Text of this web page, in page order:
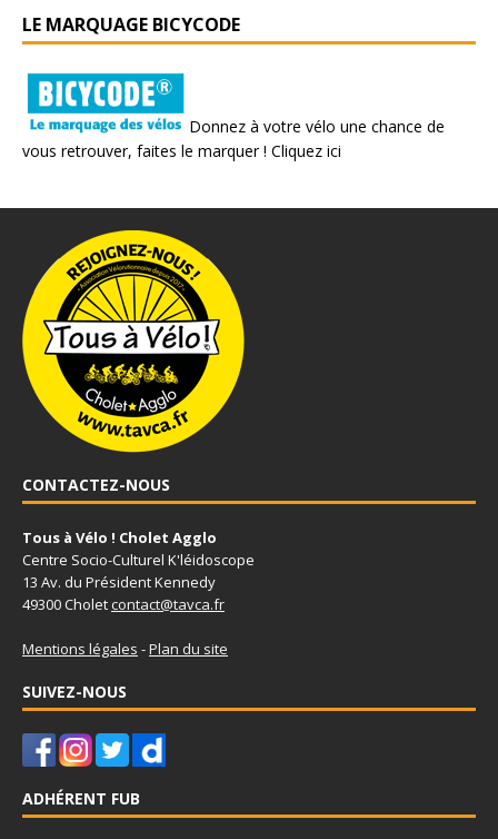
LE MARQUAGE BICYCODE
Donnez à votre vélo une chance de
vous retrouver, faites le marquer ! Cliquez ici
CONTACTEZ-NOUS
Tous à Vélo ! Cholet Agglo
Centre Socio-Culturel K'léidoscope
13 Av. du Président Kennedy
49300 Choletcontact@tavca.fr
Mentions légales -Plan du site
SUIVEZ-NOUS
ADHÉRENT FUB